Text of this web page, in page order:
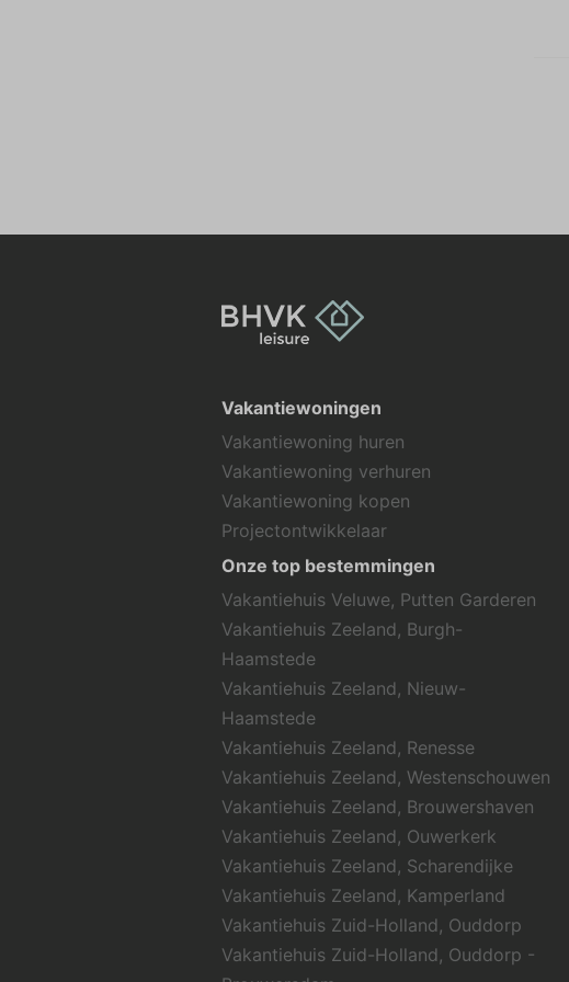
Vakantiewoningen
Vakantiewoning huren
Vakantiewoning verhuren
Vakantiewoning kopen
Projectontwikkelaar
Onze top bestemmingen
Vakantiehuis Veluwe, Putten Garderen
Vakantiehuis Zeeland, Burgh-
Haamstede
Vakantiehuis Zeeland, Nieuw-
Haamstede
Vakantiehuis Zeeland, Renesse
Vakantiehuis Zeeland, Westenschouwen
Vakantiehuis Zeeland, Brouwershaven
Vakantiehuis Zeeland, Ouwerkerk
Vakantiehuis Zeeland, Scharendijke
Vakantiehuis Zeeland, Kamperland
Vakantiehuis Zuid-Holland, Ouddorp
Vakantiehuis Zuid-Holland, Ouddorp -